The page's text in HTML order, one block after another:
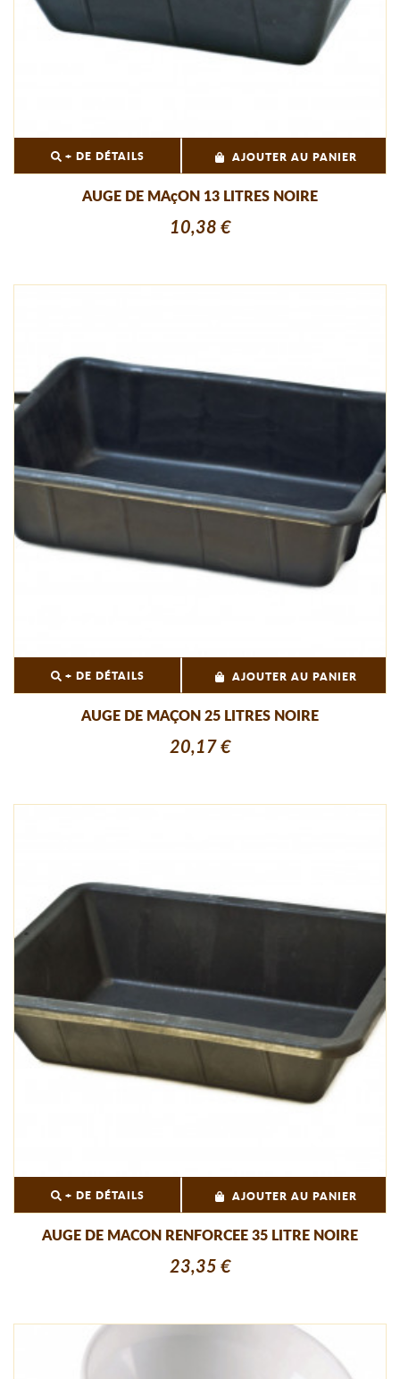
+ DE DÉTAILS AJOUTER AU PANIER
AUGE DE MAçON 13 LITRES NOIRE
10,38 €
+ DE DÉTAILS AJOUTER AU PANIER
AUGE DE MAÇON 25 LITRES NOIRE
20,17 €
+ DE DÉTAILS AJOUTER AU PANIER
AUGE DE MACON RENFORCEE 35 LITRE NOIRE
23,35 €